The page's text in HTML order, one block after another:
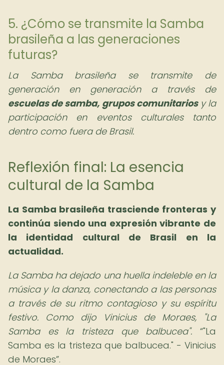
5. ¿Cómo se transmite la Samba
brasileña a las generaciones
futuras?
La Samba brasileña se transmite de
generación en generación a través de
escuelas de samba, grupos comunitariosy la
participación en eventos culturales tanto
dentro como fuera de Brasil.
Reflexión final: La esencia
cultural de la Samba
La Samba brasileña trasciende fronteras y
continúa siendo una expresión vibrante de
la identidad cultural de Brasil en la
actualidad.
La Samba ha dejado una huella indeleble en la
música y la danza, conectando a las personas
a través de su ritmo contagioso y su espíritu
festivo. Como dijo Vinicius de Moraes, "La
Samba es la tristeza que balbucea".
"La
Samba es la tristeza que balbucea." - Vinicius
de Moraes .